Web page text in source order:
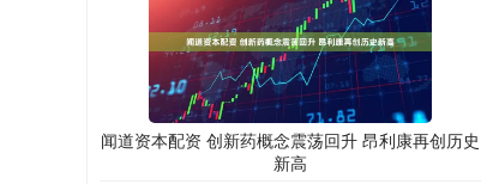
闻道资本配资 创新药概念震荡回升 昂利康再创历史
新高